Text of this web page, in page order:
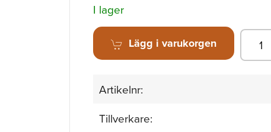
I lager
Lägg i varukorgen
Artikelnr:
Tillverkare: